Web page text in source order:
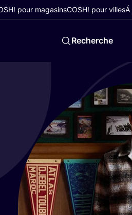
pour magasinsCOSH! pour villesÁ
Recherche